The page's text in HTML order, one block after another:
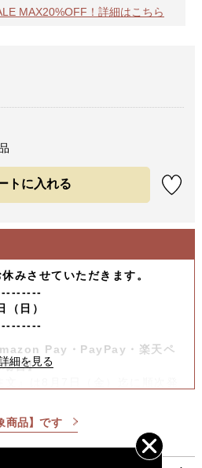
MAX20%OFF！詳細はこちら
みさせていただきます。
日）
Pay・PayPay・楽天ペ
場合】
場合】
文及びご入金確認分』は8月7日
ます。
商品】です